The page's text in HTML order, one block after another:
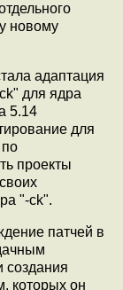
новому
адаптация
для ядра
5.14
для
проекты
"-ck".
патчей в
создания
которых он